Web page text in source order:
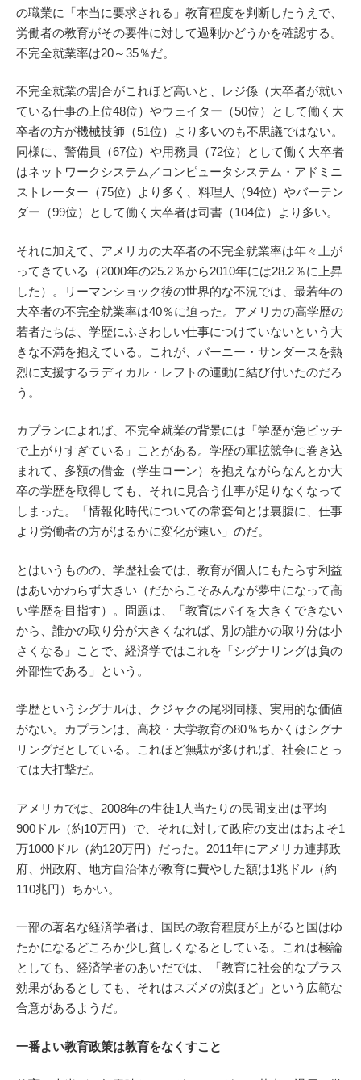
の職業に「本当に要求される」教育程度を判断したうえで、
労働者の教育がその要件に対して過剰かどうかを確認する。
不完全就業率は20～35％だ。
不完全就業の割合がこれほど高いと、レジ係（大卒者が就い
ている仕事の上位48位）やウェイター（50位）として働く大
卒者の方が機械技師（51位）より多いのも不思議ではない。
同様に、警備員（67位）や用務員（72位）として働く大卒者
はネットワークシステム／コンピュータシステム・アドミニ
ストレーター（75位）より多く、料理人（94位）やバーテン
ダー（99位）として働く大卒者は司書（104位）より多い。
それに加えて、アメリカの大卒者の不完全就業率は年々上が
ってきている（2000年の25.2％から2010年には28.2％に上昇
した）。リーマンショック後の世界的な不況では、最若年の
大卒者の不完全就業率は40％に迫った。アメリカの高学歴の
若者たちは、学歴にふさわしい仕事につけていないという大
きな不満を抱えている。これが、バーニー・サンダースを熱
烈に支援するラディカル・レフトの運動に結び付いたのだろ
う。
カプランによれば、不完全就業の背景には「学歴が急ピッチ
で上がりすぎている」ことがある。学歴の軍拡競争に巻き込
まれて、多額の借金（学生ローン）を抱えながらなんとか大
卒の学歴を取得しても、それに見合う仕事が足りなくなって
しまった。「情報化時代についての常套句とは裏腹に、仕事
より労働者の方がはるかに変化が速い」のだ。
とはいうものの、学歴社会では、教育が個人にもたらす利益
はあいかわらず大きい（だからこそみんなが夢中になって高
い学歴を目指す）。問題は、「教育はパイを大きくできない
から、誰かの取り分が大きくなれば、別の誰かの取り分は小
さくなる」ことで、経済学ではこれを「シグナリングは負の
外部性である」という。
学歴というシグナルは、クジャクの尾羽同様、実用的な価値
がない。カプランは、高校・大学教育の80％ちかくはシグナ
リングだとしている。これほど無駄が多ければ、社会にとっ
ては大打撃だ。
アメリカでは、2008年の生徒1人当たりの民間支出は平均
900ドル（約10万円）で、それに対して政府の支出はおよそ1
万1000ドル（約120万円）だった。2011年にアメリカ連邦政
府、州政府、地方自治体が教育に費やした額は1兆ドル（約
110兆円）ちかい。
一部の著名な経済学者は、国民の教育程度が上がると国はゆ
たかになるどころか少し貧しくなるとしている。これは極論
としても、経済学者のあいだでは、「教育に社会的なプラス
効果があるとしても、それはスズメの涙ほど」という広範な
合意があるようだ。
一番よい教育政策は教育をなくすこと